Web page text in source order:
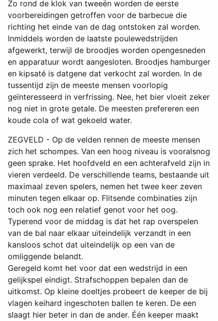
Zo rond de klok van tweeën worden de eerste
voorbereidingen getroffen voor de barbecue die
richting het einde van de dag ontstoken zal worden.
Inmiddels worden de laatste poulewedstrijden
afgewerkt, terwijl de broodjes worden opengesneden
en apparatuur wordt aangesloten. Broodjes hamburger
en kipsaté is datgene dat verkocht zal worden. In de
tussentijd zijn de meeste mensen voorlopig
geïnteresseerd in verfrissing. Nee, het bier vloeit zeker
nog niet in grote getale. De meesten prefereren een
koude cola of wat gekoeld water.
ZEGVELD - Op de velden rennen de meeste mensen
zich het schompes. Van een hoog niveau is vooralsnog
geen sprake. Het hoofdveld en een achterafveld zijn in
vieren verdeeld. De verschillende teams, bestaande uit
maximaal zeven spelers, nemen het twee keer zeven
minuten tegen elkaar op. Flitsende combinaties zijn
toch ook nog een relatief genot voor het oog.
Typerend voor de middag is dat het rap overspelen
van de bal naar elkaar uiteindelijk verzandt in een
kansloos schot dat uiteindelijk op een van de
omliggende belandt.
Geregeld komt het voor dat een wedstrijd in een
gelijkspel eindigt. Strafschoppen bepalen dan de
uitkomst. Op kleine doeltjes probeert de keeper de bij
vlagen keihard ingeschoten ballen te keren. De een
slaagt hier beter in dan de ander. Één keeper maakt